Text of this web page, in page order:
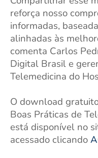
reforça nosso
informadas,
alinhadas às
comenta Carlos
Digital Brasil e
Telemedicina do
O download
Boas Práticas de
está disponível no
acessado clicando